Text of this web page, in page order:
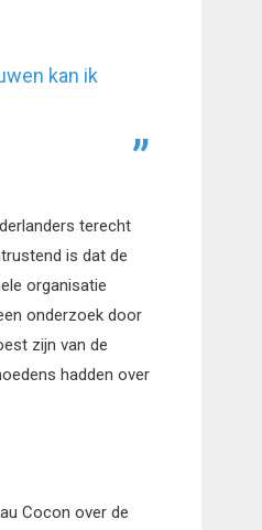
kan ik
terecht
is dat de
organisatie
onderzoek door
zijn van de
hadden over
Cocon over de